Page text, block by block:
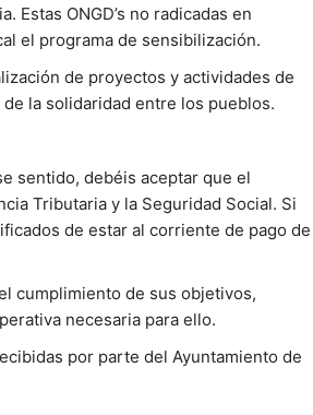
Estas ONGD’s no radicadas en
el programa de sensibilización.
de proyectos y actividades de
la solidaridad entre los pueblos.
sentido, debéis aceptar que el
Tributaria y la Seguridad Social. Si
de estar al corriente de pago de
cumplimiento de sus objetivos,
necesaria para ello.
por parte del Ayuntamiento de